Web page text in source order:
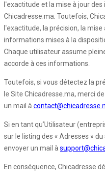
l'exactitude et la mise à jour
Chicadresse.ma. Toutefois,
l'exactitude, la précision, la
informations mises à la
Chaque utilisateur assume
accorde à ces informations.
Toutefois, si vous détectez la
le Site Chicadresse.ma, merci
un mail à
Si en tant qu’Utilisateur
sur le listing des « Adresses »
envoyer un mail à
En conséquence, Chicadresse